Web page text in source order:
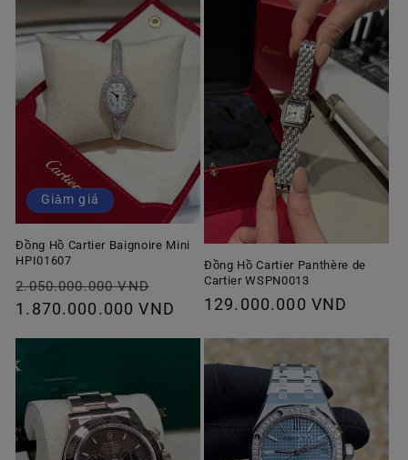
thường
Giảm giá
Đồng Hồ Cartier Baignoire Mini
HPI01607
Giá
thông
2.050.000.000 VND
ưu
1.870.000.000 VND
Đồng Hồ Cartier Panthère de
Cartier WSPN0013
Giá
thường
129.000.000 VND